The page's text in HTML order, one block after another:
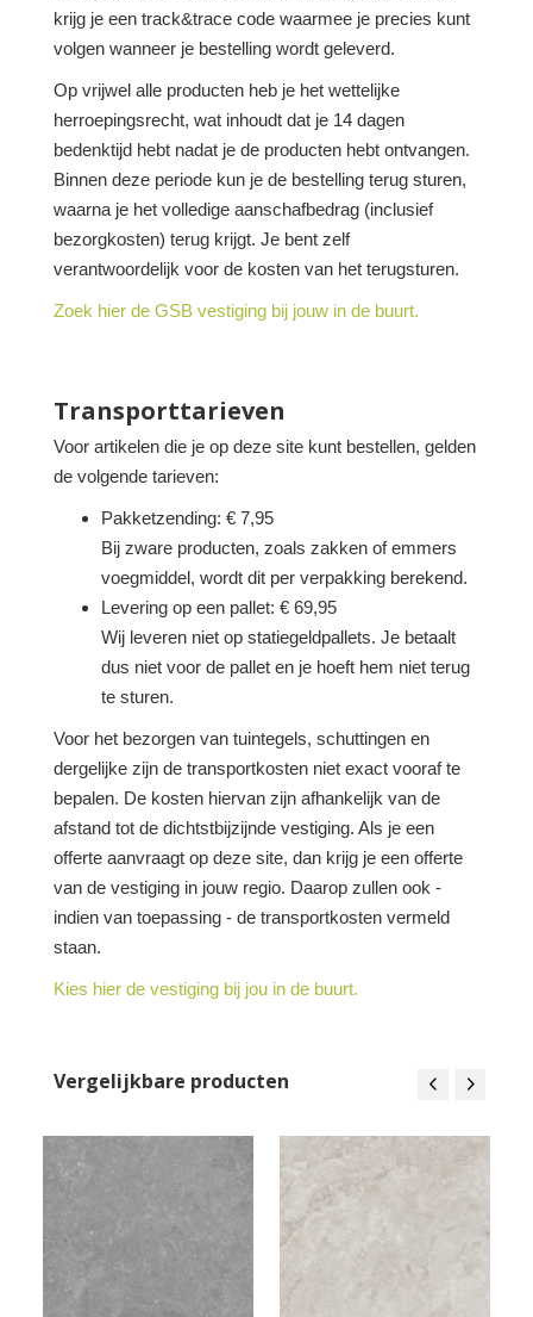
krijg je een track&trace code waarmee je precies kunt
volgen wanneer je bestelling wordt geleverd.
Op vrijwel alle producten heb je het wettelijke
herroepingsrecht, wat inhoudt dat je 14 dagen
bedenktijd hebt nadat je de producten hebt ontvangen.
Binnen deze periode kun je de bestelling terug sturen,
waarna je het volledige aanschafbedrag (inclusief
bezorgkosten) terug krijgt. Je bent zelf
verantwoordelijk voor de kosten van het terugsturen.
Zoek hier de GSB vestiging bij jouw in de buurt.
Transporttarieven
Voor artikelen die je op deze site kunt bestellen, gelden
de volgende tarieven:
Pakketzending: € 7,95
Bij zware producten, zoals zakken of emmers
voegmiddel, wordt dit per verpakking berekend.
Levering op een pallet: € 69,95
Wij leveren niet op statiegeldpallets. Je betaalt
dus niet voor de pallet en je hoeft hem niet terug
te sturen.
Voor het bezorgen van tuintegels, schuttingen en
dergelijke zijn de transportkosten niet exact vooraf te
bepalen. De kosten hiervan zijn afhankelijk van de
afstand tot de dichtstbijzijnde vestiging. Als je een
offerte aanvraagt op deze site, dan krijg je een offerte
van de vestiging in jouw regio. Daarop zullen ook -
indien van toepassing - de transportkosten vermeld
staan.
Kies hier de vestiging bij jou in de buurt.
Vergelijkbare producten